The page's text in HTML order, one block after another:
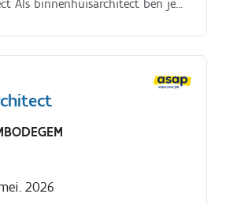
Als binnenhuisarchitect ben je
keukenontwerpen. Je
met je vakkennis en
opvolging van dossiers.
2026